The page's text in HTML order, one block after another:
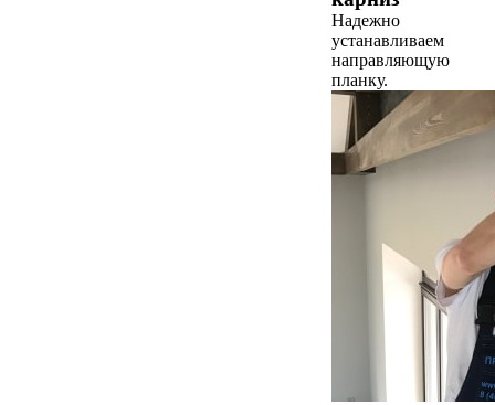
Надежно
устанавливаем
направляющую
планку.